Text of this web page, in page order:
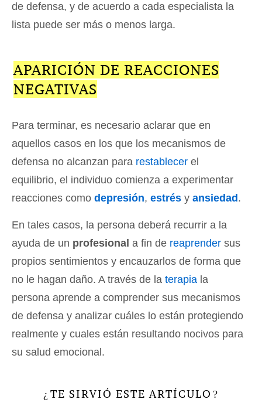
de defensa, y de acuerdo a cada especialista la
lista puede ser más o menos larga.
APARICIÓN DE REACCIONES
NEGATIVAS
Para terminar, es necesario aclarar que en
aquellos casos en los que los mecanismos de
defensa no alcanzan para restablecer el
equilibrio, el individuo comienza a experimentar
reacciones como depresión, estrés y ansiedad .
En tales casos, la persona deberá recurrir a la
ayuda de un profesional a fin de reaprender sus
propios sentimientos y encauzarlos de forma que
no le hagan daño. A través de la terapia la
persona aprende a comprender sus mecanismos
de defensa y analizar cuáles lo están protegiendo
realmente y cuales están resultando nocivos para
su salud emocional.
¿ TE SIRVIÓ ESTE ARTÍCULO ?